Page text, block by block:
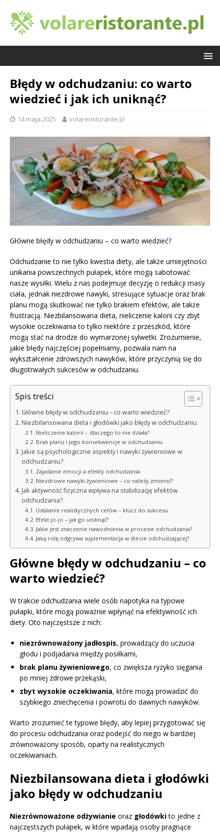
Błędy w odchudzaniu: co warto
wiedzieć i jak ich uniknąć?
14 maja 2025 volareristorante.pl
Główne błędy w odchudzaniu – co warto wiedzieć?
Odchudzanie to nie tylko kwestia diety, ale także umiejętności
unikania powszechnych pułapek, które mogą sabotować
nasze wysiłki. Wielu z nas podejmuje decyzję o redukcji masy
ciała, jednak niezdrowe nawyki, stresujące sytuacje oraz brak
planu mogą skutkować nie tylko brakiem efektów, ale także
frustracją. Niezbilansowana dieta, nieliczenie kalorii czy zbyt
wysokie oczekiwania to tylko niektóre z przeszkód, które
mogą stać na drodze do wymarzonej sylwetki. Zrozumienie,
jakie błędy najczęściej popełniamy, pozwala nam na
wykształcenie zdrowszych nawyków, które przyczynią się do
długotrwałych sukcesów w odchudzaniu.
Spis treści
Główne błędy w odchudzaniu – co warto wiedzieć?
Niezbilansowana dieta i głodówki jako błędy w odchudzaniu
Nieliczenie kalorii – dlaczego to nie działa?
Brak planu i jego konsekwencje w odchudzaniu
Jakie są psychologiczne aspekty i nawyki żywieniowe w
odchudzaniu?
Zajadanie emocji a efekty odchudzania
Niezdrowe nawyki żywieniowe – co należy zmienić?
Jak aktywność fizyczna wpływa na stabilizację efektów
odchudzania?
Ustalanie realistycznych celów – klucz do sukcesu
Efekt jo-jo – jak go uniknąć?
Jakie jest znaczenie nawodnienia w procesie odchudzania?
Jaką rolę odgrywa suplementacja w diecie odchudzającej?
Główne błędy w odchudzaniu – co
warto wiedzieć?
W trakcie odchudzania wiele osób napotyka na typowe
pułapki, które mogą poważnie wpłynąć na efektywność ich
diety. Oto najczęstsze z nich:
niezrównoważony jadłospis, prowadzący do uczucia
głodu i podjadania między posiłkami,
brak planu żywieniowego, co zwiększa ryzyko sięgania
po mniej zdrowe przekąski,
zbyt wysokie oczekiwania, które mogą prowadzić do
szybkiego zniechęcenia i powrotu do dawnych nawyków.
Warto zrozumieć te typowe błędy, aby lepiej przygotować się
do procesu odchudzania oraz podejść do niego w bardziej
zrównoważony sposób, oparty na realistycznych
oczekiwaniach.
Niezbilansowana dieta i głodówki
jako błędy w odchudzaniu
Niezrównoważone odżywianie oraz głodówkito jedne z
najczęstszych pułapek, w które wpadają osoby pragnące